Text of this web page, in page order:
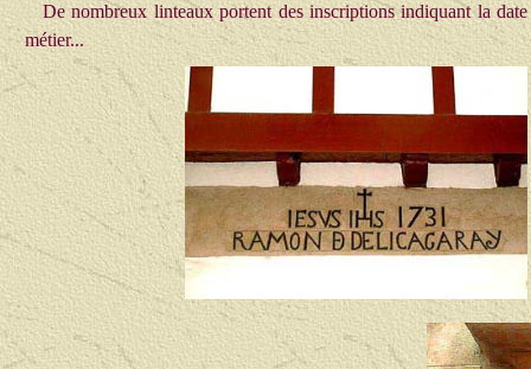
De nombreux linteaux portent des inscriptions indiquant la
métier...